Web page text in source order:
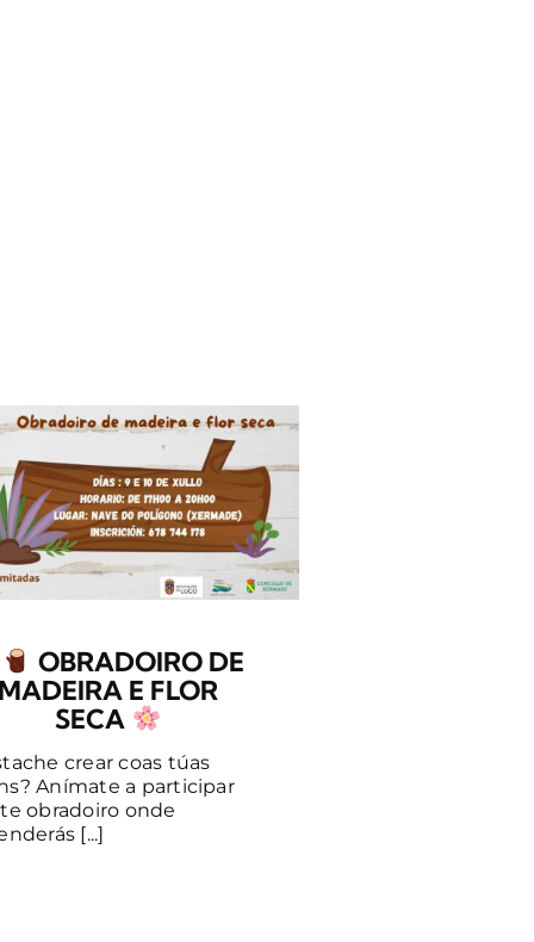
OBRADOIRO DE
MADEIRA E FLOR
SECA
crear coas túas
Anímate a participar
obradoiro onde
[...]